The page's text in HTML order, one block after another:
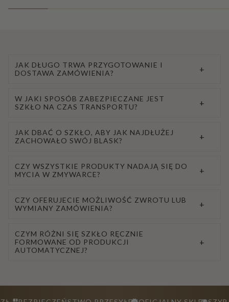
JAK DŁUGO TRWA PRZYGOTOWANIE I
DOSTAWA ZAMÓWIENIA?
+
W JAKI SPOSÓB ZABEZPIECZANE JEST
SZKŁO NA CZAS TRANSPORTU?
+
JAK DBAĆ O SZKŁO, ABY JAK NAJDŁUŻEJ
ZACHOWAŁO SWÓJ BLASK?
+
CZY WSZYSTKIE PRODUKTY NADAJĄ SIĘ DO
MYCIA W ZMYWARCE?
+
CZY OFERUJECIE MOŻLIWOŚĆ ZWROTU LUB
WYMIANY ZAMÓWIENIA?
+
CZYM RÓŻNI SIĘ SZKŁO RĘCZNIE
FORMOWANE OD PRODUKCJI
AUTOMATYCZNEJ?
+